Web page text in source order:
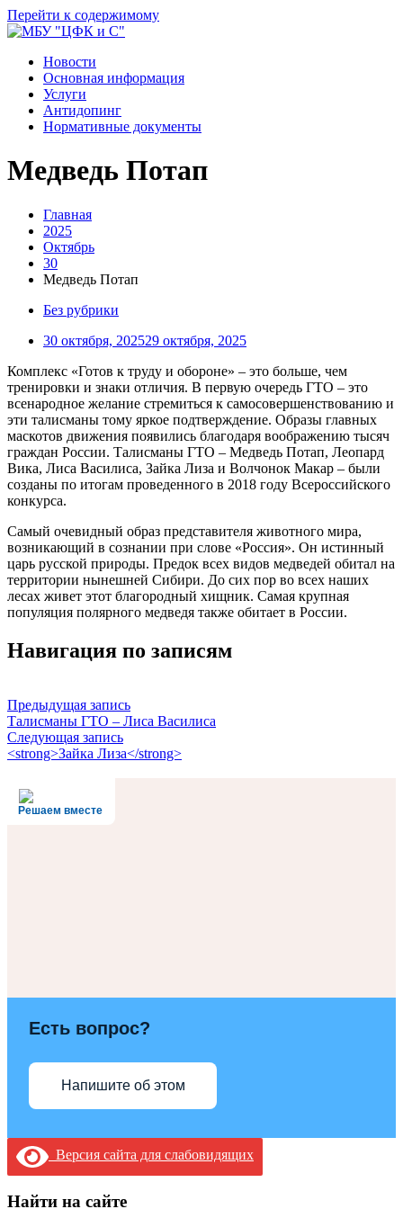
Перейти к содержимому
Новости
Основная информация
Услуги
Антидопинг
Нормативные документы
Медведь Потап
Главная
2025
Октябрь
30
Медведь Потап
Без рубрики
30 октября, 202529 октября, 2025
Комплекс «Готов к труду и обороне» – это больше, чем
тренировки и знаки отличия. В первую очередь ГТО – это
всенародное желание стремиться к самосовершенствованию и
эти талисманы тому яркое подтверждение. Образы главных
маскотов движения появились благодаря воображению тысяч
граждан России. Талисманы ГТО – Медведь Потап, Леопард
Вика, Лиса Василиса, Зайка Лиза и Волчонок Макар – были
созданы по итогам проведенного в 2018 году Всероссийского
конкурса.
Самый очевидный образ представителя животного мира,
возникающий в сознании при слове «Россия». Он истинный
царь русской природы. Предок всех видов медведей обитал на
территории нынешней Сибири. До сих пор во всех наших
лесах живет этот благородный хищник. Самая крупная
популяция полярного медведя также обитает в России.
Навигация по записям
Предыдущая запись
Талисманы ГТО – Лиса Василиса
Следующая запись
<strong>Зайка Лиза</strong>
Решаем вместе
Есть вопрос?
Напишите об этом
Версия сайта для слабовидящих
Найти на сайте